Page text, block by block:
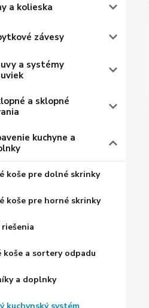
a kolieska
závesy
a systémy
a sklopné
kuchyne a
koše pre dolné skrinky
koše pre horné skrinky
koše a sortery odpadu
a doplnky